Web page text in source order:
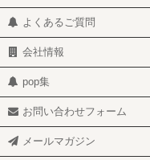
よくあるご質問
会社情報
pop集
お問い合わせフォーム
メールマガジン